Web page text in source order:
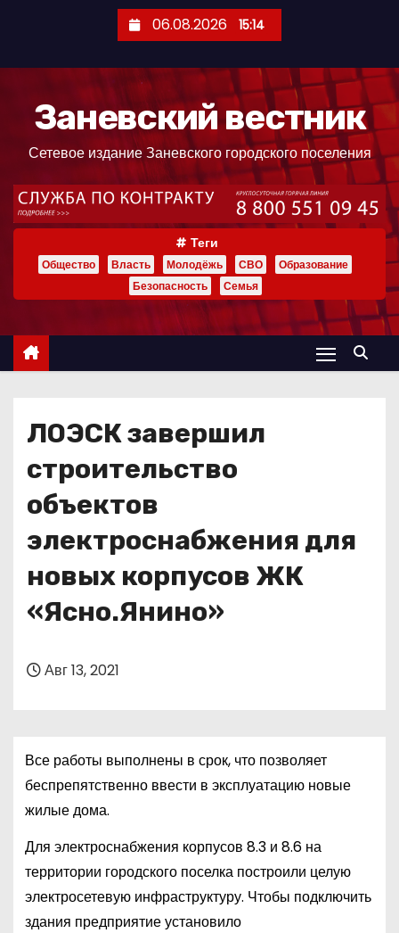
ж
06.08.2026 15:14
Заневский вестник
Сетевое издание Заневского городского поселения
Теги
Общество Власть Молодёжь СВО
Образование
Безопасность
Семья
ЛОЭСК завершил
строительство
объектов
электроснабжения для
новых корпусов ЖК
«Ясно.Янино»
Авг 13, 2021
Все работы выполнены в срок, что позволяет
беспрепятственно ввести в эксплуатацию новые
жилые дома.
Для электроснабжения корпусов 8.3 и 8.6 на
территории городского поселка построили целую
электросетевую инфраструктуру. Чтобы подключить
здания предприятие установило